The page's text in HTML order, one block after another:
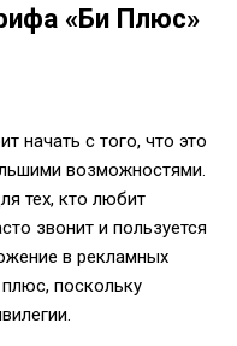
«Би Плюс»
начать с того, что это
возможностями.
тех, кто любит
звонит и пользуется
в рекламных
поскольку